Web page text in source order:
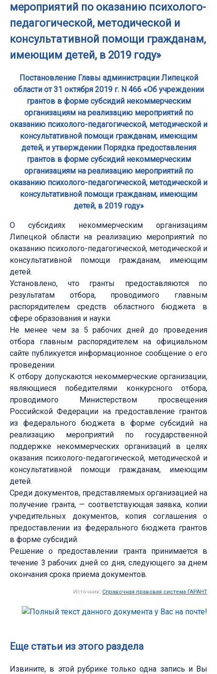
мероприятий по оказанию психолого-
педагогической, методической и
консультативной помощи гражданам,
имеющим детей, в 2019 году»
Постановление Главы администрации Липецкой
области от 31 октября 2019 г. N 466 «Об учреждении
грантов в форме субсидий некоммерческим
организациям на реализацию мероприятий по
оказанию психолого-педагогической, методической и
консультативной помощи гражданам, имеющим
детей, и утверждении Порядка предоставления
грантов в форме субсидий некоммерческим
организациям на реализацию мероприятий по
оказанию психолого-педагогической, методической и
консультативной помощи гражданам, имеющим
детей, в 2019 году»
О субсидиях некоммерческим организациям
Липецкой области на реализацию мероприятий по
оказанию психолого-педагогической, методической и
консультативной помощи гражданам, имеющим
детей.
Установлено, что гранты предоставляются по
результатам отбора, проводимого главным
распорядителем средств областного бюджета в
сфере образования и науки.
Не менее чем за 5 рабочих дней до проведения
отбора главным распорядителем на официальном
сайте публикуется информационное сообщение о его
проведении.
К отбору допускаются некоммерческие организации,
являющиеся победителями конкурсного отбора,
проводимого Министерством просвещения
Российской Федерации на предоставление грантов
из федерального бюджета в форме субсидий на
реализацию мероприятий по государственной
поддержке некоммерческих организаций в целях
оказания психолого-педагогической, методической и
консультативной помощи гражданам, имеющим
детей.
Среди документов, представляемых организацией на
получение гранта, — соответствующая заявка, копии
учредительных документов, копия соглашения о
предоставлении из федерального бюджета грантов
в форме субсидий.
Решение о предоставлении гранта принимается в
течение 3 рабочих дней со дня, следующего за днем
окончания срока приема документов.
Источник: Справочная правовая система ГАРАНТ
Еще статьи из этого раздела
Извините, в этой рубрике только одна запись и Вы